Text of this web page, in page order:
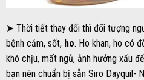
➤ Thời tiết thay đổi thì đối tượng
bệnh cảm, sốt, ho. Ho khan, ho có
khó chịu, mất ngủ, ảnh hưởng xấu
bạn nên chuẩn bị sẵn Siro Dayquil-